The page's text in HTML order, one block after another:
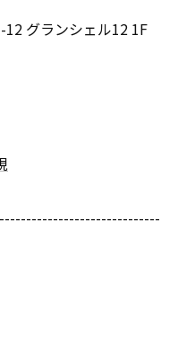
グランシェル12 1F